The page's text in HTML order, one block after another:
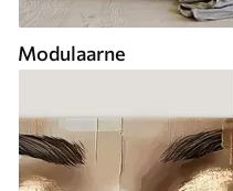
Modulaarne